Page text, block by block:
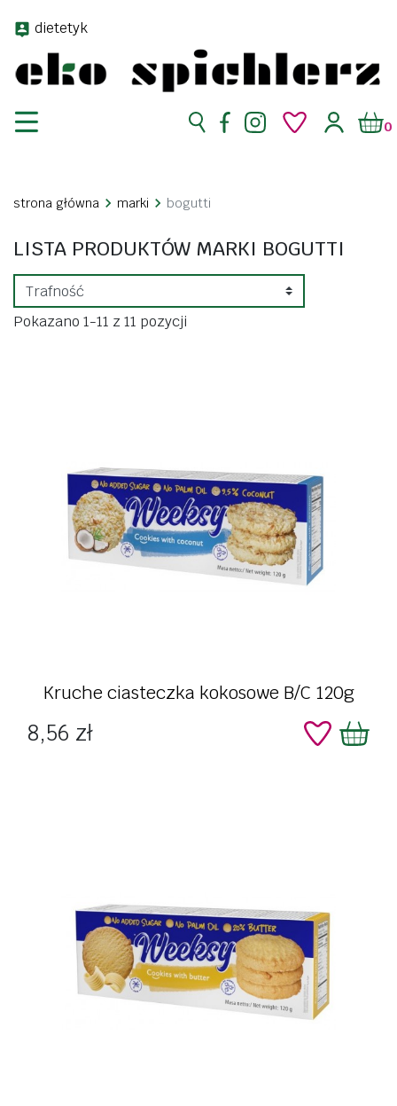
dietetyk
0
strona główna marki bogutti
LISTA PRODUKTÓW MARKI BOGUTTI
Pokazano 1-11 z 11 pozycji
Kruche ciasteczka kokosowe B/C 120g
Cena
8,56 zł